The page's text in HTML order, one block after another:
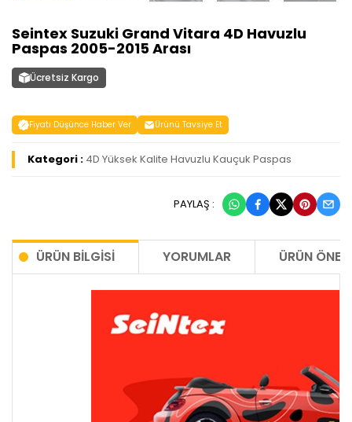
Seintex Suzuki Grand Vitara 4D Havuzlu
Paspas 2005-2015 Arası
Ücretsiz Kargo
Fiyatı Düşünce Haber Ver Ürünü Tavsiye Et
Kategori : 4D Yüksek Kalite Havuzlu Kauçuk Paspas
PAYLAŞ :
ÜRÜN BILGISI YORUMLAR ÜRÜN